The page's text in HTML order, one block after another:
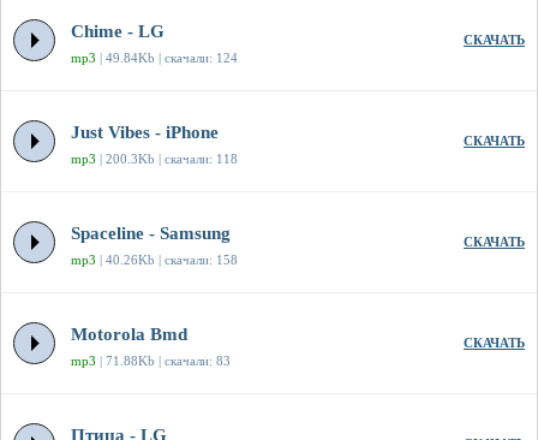
Chime - LG
mp3 | 49.84Kb | скачали: 124
СКАЧАТЬ
Just Vibes - iPhone
mp3 | 200.3Kb | скачали: 118
СКАЧАТЬ
Spaceline - Samsung
mp3 | 40.26Kb | скачали: 158
СКАЧАТЬ
Motorola Bmd
mp3 | 71.88Kb | скачали: 83
СКАЧАТЬ
Птица - LG